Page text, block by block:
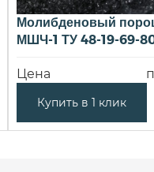
Молибденовый
МШЧ-1 ТУ 48-19-69-
Цена
Купить в 1 клик